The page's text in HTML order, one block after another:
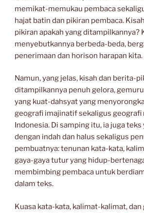
memikat-memukau pembaca
hajat batin dan pikiran pembaca.
pikiran apakah yang ditampilkannya?
menyebutkannya berbeda-beda,
penerimaan dan horison harapan kita.
Namun, yang jelas, kisah dan berita-
ditampilkannya penuh gelora,
yang kuat-dahsyat yang
geografi imajinatif sekaligus geografi
Indonesia. Di samping itu, ia juga
dengan indah dan halus sekaligus
pembuatnya: tenunan kata-kata,
gaya-gaya tutur yang hidup-
membimbing pembaca untuk
dalam teks.
Kuasa kata-kata, kalimat-kalimat,